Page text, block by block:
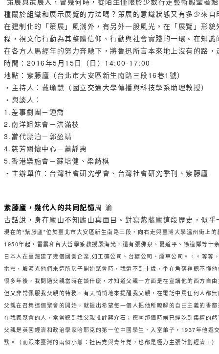
種關於組織和展示展覽的方法嗎？ 策展的意識狀態又有多少來
在建制化的「策展」風潮外，有另外一股風光。在「展覽」形貌
程，視文化行動為其整體信仰、行動與社會實踐的一環。 在知識
在各方人馬經年的努力奔馳下，將魯迅所言本來地上沒有的路，
時間：2016年5月15日（日）14:00-17:00
地點：紫藤廬（台北市大安區新生南路三段16巷1號）
‧主持人：戴瑜慧（國立交通大學傳播與科技學系助理教授）
‧與談人：
1.差事劇團－鍾喬
2.南洋姐妹會－洪滿枝
3.當代漂泊－郭盈靖
4.慈芳關懷中心－蕭靜惠
5.香港樂施會－蘇培健、梁詩棋
‧主辦單位：台灣社會研究學會、台灣社會研究季刊、紫藤廬
紫藤廬，幾代人的共同記憶周 渝
古話說，身在廬山不知廬山真面目。對寫紫藤廬這段歷史，似
現在的“紫藤廬”位於臺北市大安區新生南路三段，向右走與臺灣大學溫州街上
1950年起，雷震和台大哲學系教授殷海光，還有張佛泉、夏道平、徐道鄰等
日本人在臺灣建了幾個國營企業,如工礦公司、台糖公司、煙草公司。。。等
雷震、殷海光他們來這所房子開始聚會時，我還不到十歲，坐在角落裡聽不懂
很多年後，我問過父親當時在談什麼，才知道父親一方面是在宣講他的西方自
但又非常佩服我父親的特務，有天悄悄地來提醒我父親，在電話中罵任何人都
父親在召集這個聚會的開始，就提出希望每一個人把他所瞭解的自由主義的書
在我家聚會的人，常常聽到我父親批評蔣介石；德國那個時候已經吃到集權的
父親是英國經濟和政治學家哈耶克的第一位中國學生、入室弟子，1937年他
默。（而跟來臺灣的兩個小黨：社民党與青年党，也都是極力主張計劃經濟。）